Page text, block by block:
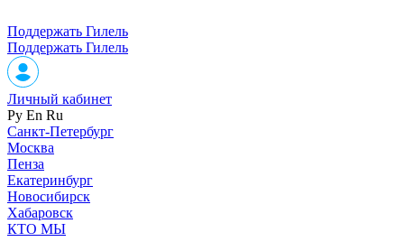
Поддержать Гилель
Поддержать Гилель
Личный кабинет
Ру En Ru
Санкт-Петербург
Москва
Пенза
Екатеринбург
Новосибирск
Хабаровск
КТО МЫ